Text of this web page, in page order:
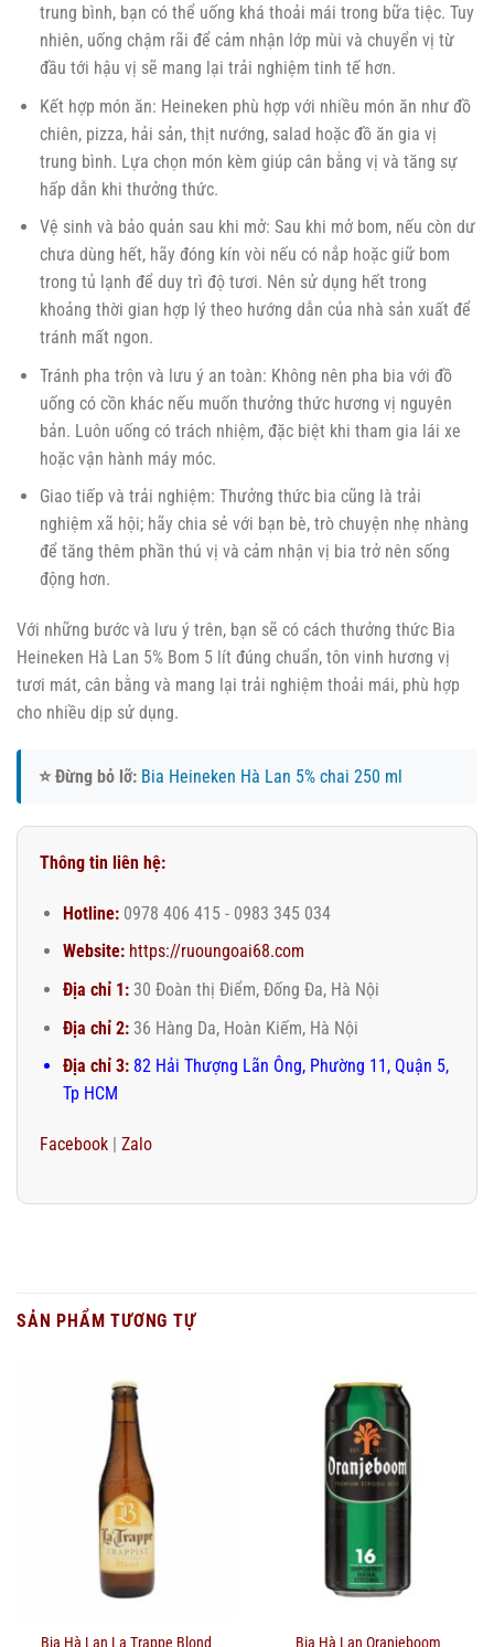
trung bình, bạn có thể uống khá thoải mái trong bữa tiệc. Tuy
nhiên, uống chậm rãi để cảm nhận lớp mùi và chuyển vị từ
đầu tới hậu vị sẽ mang lại trải nghiệm tinh tế hơn.
Kết hợp món ăn: Heineken phù hợp với nhiều món ăn như đồ
chiên, pizza, hải sản, thịt nướng, salad hoặc đồ ăn gia vị
trung bình. Lựa chọn món kèm giúp cân bằng vị và tăng sự
hấp dẫn khi thưởng thức.
Vệ sinh và bảo quản sau khi mở: Sau khi mở bom, nếu còn dư
chưa dùng hết, hãy đóng kín vòi nếu có nắp hoặc giữ bom
trong tủ lạnh để duy trì độ tươi. Nên sử dụng hết trong
khoảng thời gian hợp lý theo hướng dẫn của nhà sản xuất để
tránh mất ngon.
Tránh pha trộn và lưu ý an toàn: Không nên pha bia với đồ
uống có cồn khác nếu muốn thưởng thức hương vị nguyên
bản. Luôn uống có trách nhiệm, đặc biệt khi tham gia lái xe
hoặc vận hành máy móc.
Giao tiếp và trải nghiệm: Thưởng thức bia cũng là trải
nghiệm xã hội; hãy chia sẻ với bạn bè, trò chuyện nhẹ nhàng
để tăng thêm phần thú vị và cảm nhận vị bia trở nên sống
động hơn.
Với những bước và lưu ý trên, bạn sẽ có cách thưởng thức Bia
Heineken Hà Lan 5% Bom 5 lít đúng chuẩn, tôn vinh hương vị
tươi mát, cân bằng và mang lại trải nghiệm thoải mái, phù hợp
cho nhiều dịp sử dụng.
⭐ Đừng bỏ lỡ: Bia Heineken Hà Lan 5% chai 250 ml
Thông tin liên hệ:
Hotline:0978 406 415 - 0983 345 034
Website: https://ruoungoai68.com
Địa chỉ 1:30 Đoàn thị Điểm, Đống Đa, Hà Nội
Địa chỉ 2:36 Hàng Da, Hoàn Kiếm, Hà Nội
Địa chỉ 3:82 Hải Thượng Lãn Ông, Phường 11, Quận 5,
Tp HCM
Facebook | Zalo
SẢN PHẨM TƯƠNG TỰ
Bia Hà Lan La Trappe Blond Bia Hà Lan Oranjeboom